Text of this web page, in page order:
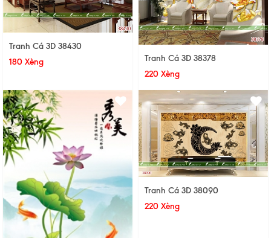
Tranh Cá 3D 38430
180 Xèng
Tranh Cá 3D 38378
220 Xèng
Tranh Cá 3D 38090
220 Xèng